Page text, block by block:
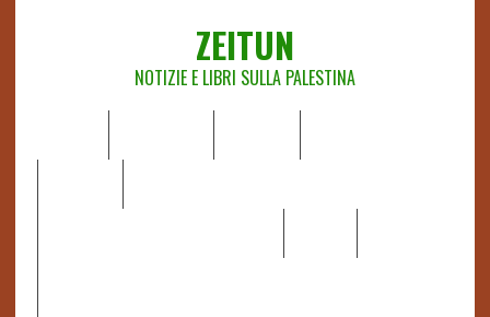
ZEITUN
NOTIZIE E LIBRI SULLA PALESTINA